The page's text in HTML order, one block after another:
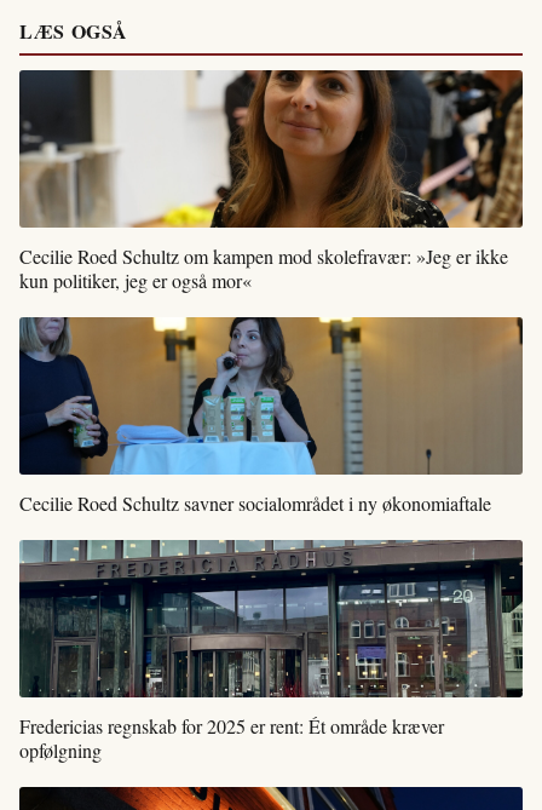
LÆS OGSÅ
Cecilie Roed Schultz om kampen mod skolefravær: »Jeg er ikke
kun politiker, jeg er også mor«
Cecilie Roed Schultz savner socialområdet i ny økonomiaftale
Fredericias regnskab for 2025 er rent: Ét område kræver
opfølgning